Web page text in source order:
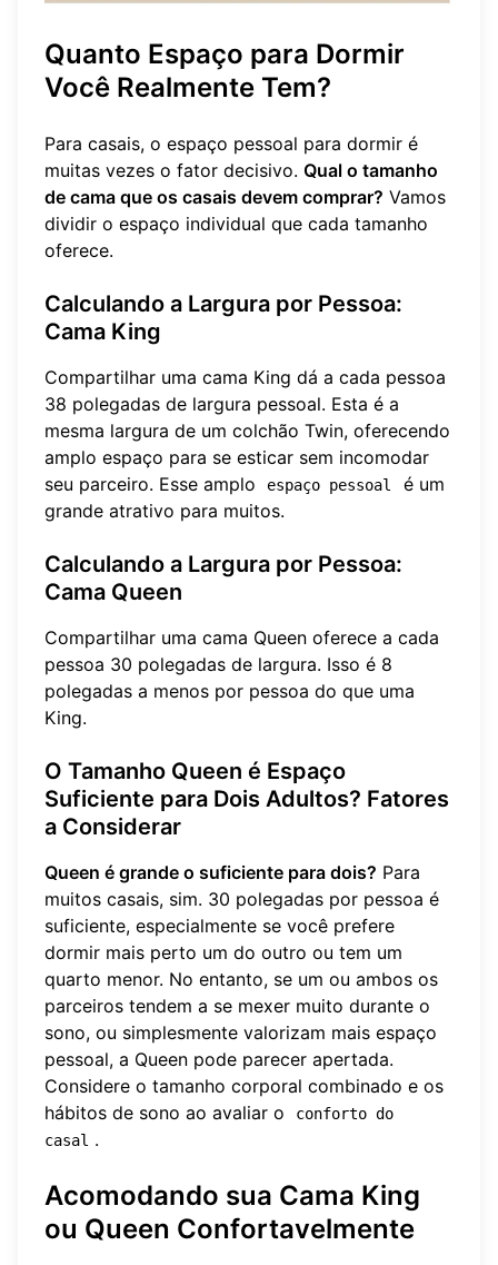
Quanto Espaço para Dormir
Você Realmente Tem?
Para casais, o espaço pessoal para dormir é
muitas vezes o fator decisivo. Qual o tamanho
de cama que os casais devem comprar? Vamos
dividir o espaço individual que cada tamanho
oferece.
Calculando a Largura por Pessoa:
Cama King
Compartilhar uma cama King dá a cada pessoa
38 polegadas de largura pessoal. Esta é a
mesma largura de um colchão Twin, oferecendo
amplo espaço para se esticar sem incomodar
seu parceiro. Esse amplo
espaço pessoal
é um
grande atrativo para muitos.
Calculando a Largura por Pessoa:
Cama Queen
Compartilhar uma cama Queen oferece a cada
pessoa 30 polegadas de largura. Isso é 8
polegadas a menos por pessoa do que uma
King.
O Tamanho Queen é Espaço
Suficiente para Dois Adultos? Fatores
a Considerar
Queen é grande o suficiente para dois? Para
muitos casais, sim. 30 polegadas por pessoa é
suficiente, especialmente se você prefere
dormir mais perto um do outro ou tem um
quarto menor. No entanto, se um ou ambos os
parceiros tendem a se mexer muito durante o
sono, ou simplesmente valorizam mais espaço
pessoal, a Queen pode parecer apertada.
Considere o tamanho corporal combinado e os
hábitos de sono ao avaliar o
conforto do
casal .
Acomodando sua Cama King
ou Queen Confortavelmente